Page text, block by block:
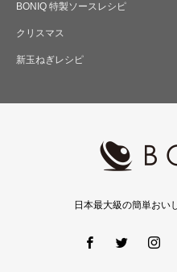
BONIQ 特製ソースレシピ
クリスマス
新玉ねぎレシピ
日本最大級の簡単おい